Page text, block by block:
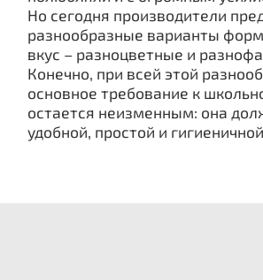
Но сегодня производители
разнообразные варианты
вкус – разноцветные и
Конечно, при всей этой
основное требование к
остается неизменным: она
удобной, простой и